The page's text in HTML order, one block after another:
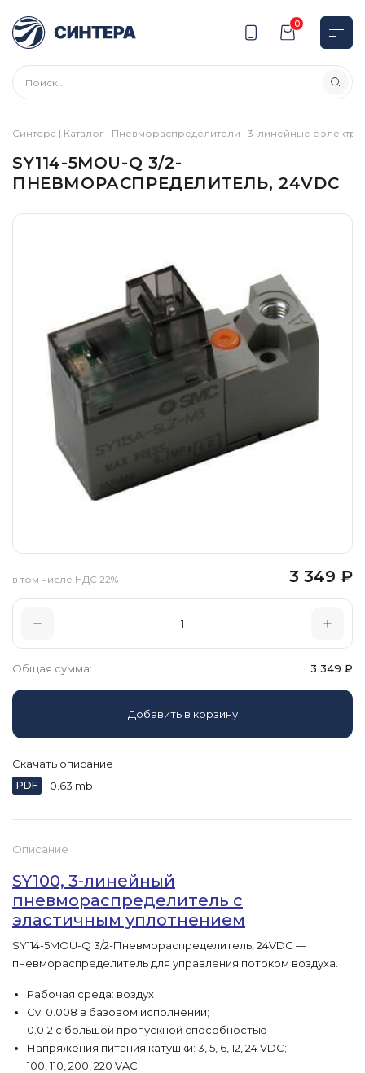
0
Синтера | Каталог | Пневмораспределители | 3-линейные с
SY114-5MOU-Q 3/2-
ПНЕВМОРАСПРЕДЕЛИТЕЛЬ, 24VDC
Описание
SY100, 3-линейный
пневмораспределитель с
эластичным уплотнением
SY114-5MOU-Q 3/2-Пневмораспределитель, 24VDC —
пневмораспределитель для управления потоком воздуха.
Рабочая среда: воздух
Cv: 0.008 в базовом исполнении;
0.012 с большой пропускной способностью
Напряжения питания катушки: 3, 5, 6, 12, 24 VDC;
100, 110, 200, 220 VAC
3 349 ₽
в том числе НДС 22%
Общая сумма: 3 349 ₽
Добавить в корзину
Скачать описание
PDF 0.63 mb